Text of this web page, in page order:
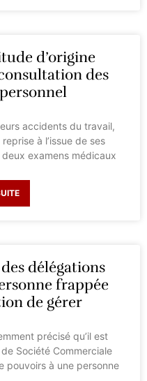
d’origine
des
accidents du travail,
à l’issue de ses
examens médicaux
délégations
frappée
de gérer
précisé qu’il est
Société Commerciale
pouvoirs à une personne